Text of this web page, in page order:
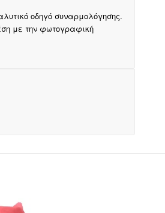
οδηγό συναρμολόγησης.
με την φωτογραφική